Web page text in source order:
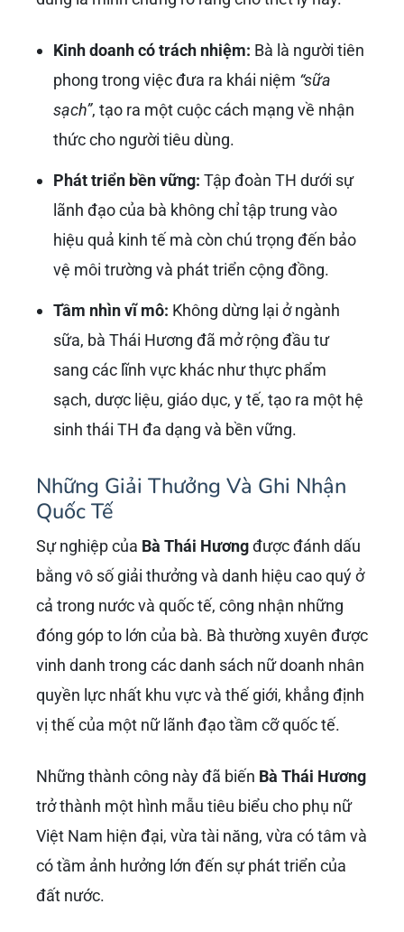
Kinh doanh có trách nhiệm: Bà là người tiên
phong trong việc đưa ra khái niệm “sữa
sạch”, tạo ra một cuộc cách mạng về nhận
thức cho người tiêu dùng.
Phát triển bền vững: Tập đoàn TH dưới sự
lãnh đạo của bà không chỉ tập trung vào
hiệu quả kinh tế mà còn chú trọng đến bảo
vệ môi trường và phát triển cộng đồng.
Tầm nhìn vĩ mô: Không dừng lại ở ngành
sữa, bà Thái Hương đã mở rộng đầu tư
sang các lĩnh vực khác như thực phẩm
sạch, dược liệu, giáo dục, y tế, tạo ra một hệ
sinh thái TH đa dạng và bền vững.
Những Giải Thưởng Và Ghi Nhận
Quốc Tế
Sự nghiệp của Bà Thái Hươngđược đánh dấu
bằng vô số giải thưởng và danh hiệu cao quý ở
cả trong nước và quốc tế, công nhận những
đóng góp to lớn của bà. Bà thường xuyên được
vinh danh trong các danh sách nữ doanh nhân
quyền lực nhất khu vực và thế giới, khẳng định
vị thế của một nữ lãnh đạo tầm cỡ quốc tế.
Những thành công này đã biến Bà Thái Hương
trở thành một hình mẫu tiêu biểu cho phụ nữ
Việt Nam hiện đại, vừa tài năng, vừa có tâm và
có tầm ảnh hưởng lớn đến sự phát triển của
đất nước.